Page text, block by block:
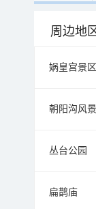
周边地
娲皇宫景区
朝阳沟风
丛台公园
扁鹊庙